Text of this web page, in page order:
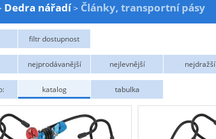
Dedra nářadí> Články, transportní pásy
filtr dostupnost
nejprodávanější nejlevnější nejdražší
katalog tabulka